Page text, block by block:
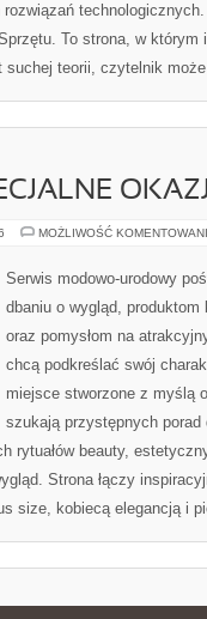
To strona, w którym
suchej teorii, czytelnik
MOŻLIWOŚĆ
Serwis modowo-urodowy
dbaniu o wygląd,
oraz pomysłom na
chcą podkreślać swój
miejsce stworzone z myślą
szukają przystępnych
rytuałów beauty,
Strona łączy
size, kobiecą elegancją i